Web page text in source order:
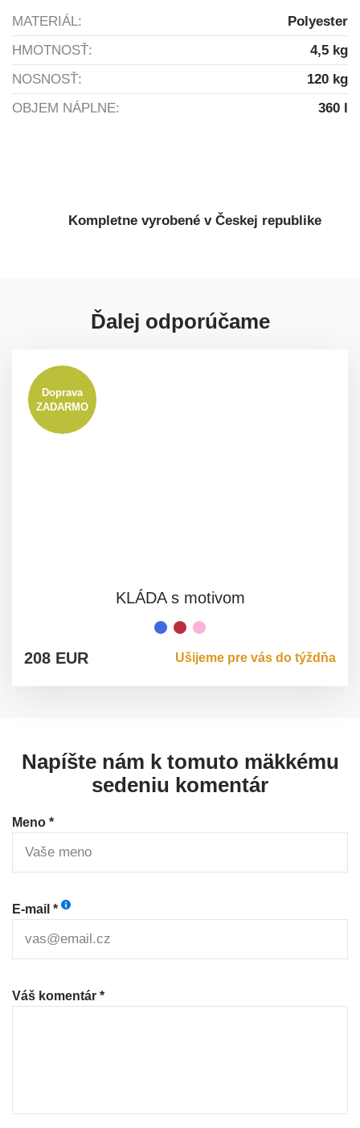
MATERIÁL:
Polyester
HMOTNOSŤ:
4,5 kg
NOSNOSŤ:
120 kg
OBJEM NÁPLNE:
360 l
Kompletne vyrobené v Českej republike
Ďalej odporúčame
Doprava
ZADARMO
KLÁDA s motivom
Duhabodka
červená
bodka
ružová
208 EUR Ušijeme pre vás do týždňa
Napíšte nám k tomuto mäkkému
sedeniu komentár
Meno *
E-mail *
Váš komentár *